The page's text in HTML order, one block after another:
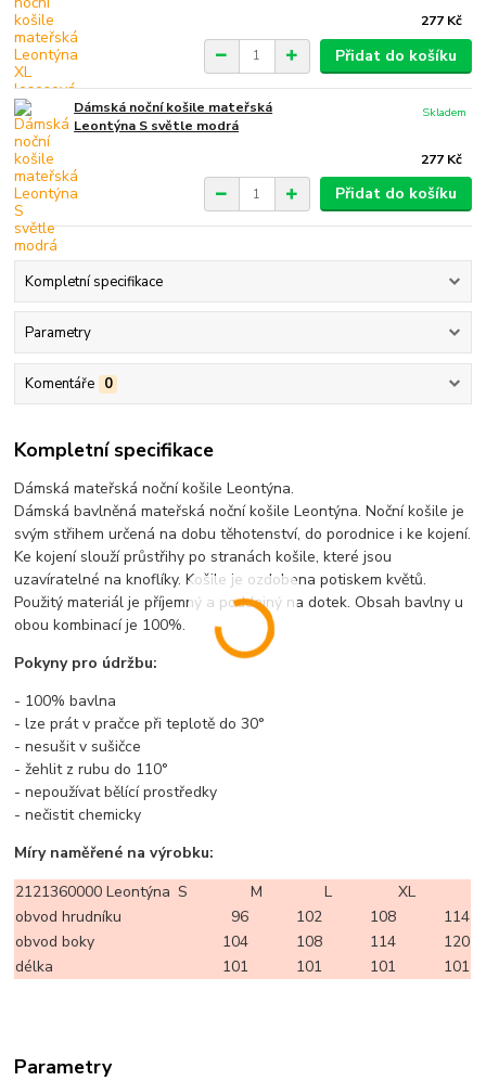
277 Kč
Přidat do košíku
Dámská noční košile mateřská
Leontýna S světle modrá
277 Kč
Skladem
Přidat do košíku
Kompletní specifikace
Parametry
Komentáře 0
Kompletní specifikace
Dámská mateřská noční košile Leontýna.
Dámská bavlněná mateřská noční košile Leontýna. Noční košile je
svým střihem určená na dobu těhotenství, do porodnice i ke kojení.
Ke kojení slouží průstřihy po stranách košile, které jsou
uzavíratelné na knoflíky. Košile je ozdobena potiskem květů.
Použitý materiál je příjemný a poddajný na dotek. Obsah bavlny u
obou kombinací je 100%.
Pokyny pro údržbu:
- 100% bavlna
- lze prát v pračce při teplotě do 30°
- nesušit v sušičce
- žehlit z rubu do 110°
- nepoužívat bělící prostředky
- nečistit chemicky
Míry naměřené na výrobku:
2121360000 Leontýna S M L
XL
obvod hrudníku
96 102 108
114
obvod boky
104 108 114
120
délka
101 101 101 101
Parametry